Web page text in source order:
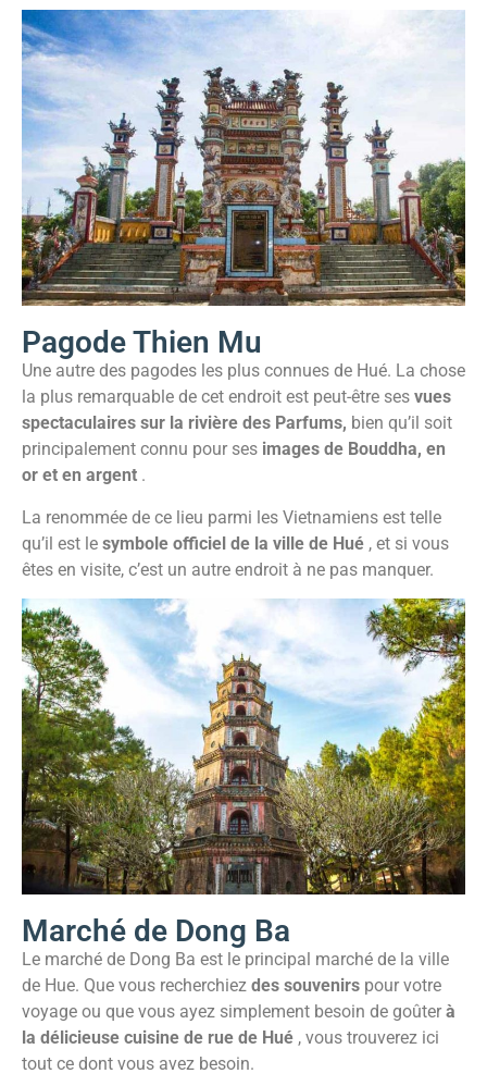
Pagode Thien Mu
Une autre des pagodes les plus connues de Hué. La chose
la plus remarquable de cet endroit est peut-être ses vues
spectaculaires sur la rivière des Parfums, bien qu’il soit
principalement connu pour ses images de Bouddha, en
or et en argent .
La renommée de ce lieu parmi les Vietnamiens est telle
qu’il est le symbole officiel de la ville de Hué , et si vous
êtes en visite, c’est un autre endroit à ne pas manquer.
Marché de Dong Ba
Le marché de Dong Ba est le principal marché de la ville
de Hue. Que vous recherchiez des souvenirs pour votre
voyage ou que vous ayez simplement besoin de goûter à
la délicieuse cuisine de rue de Hué , vous trouverez ici
tout ce dont vous avez besoin.